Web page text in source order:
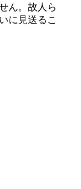
ん。故人ら
に見送るこ